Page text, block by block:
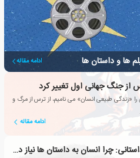
ها و داستان ها ادامه مقاله
جنگ جهانی اول تغییر کرد
«زندگی طبیعی انسان» می نامیم، از ترس از مرگ و
ادامه مقاله
اعتیاد ما به ادبیات داستانی: چرا انسان به داستان ها نیاز دارد؟